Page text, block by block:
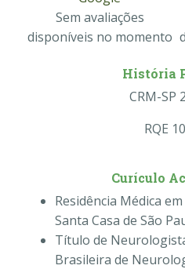
Sem avaliações
disponíveis no momento
História
CRM-SP
RQE
Curículo
Residência Médica
Santa Casa de São
Título de
Brasileira de